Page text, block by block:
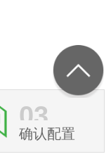
03
确认配置